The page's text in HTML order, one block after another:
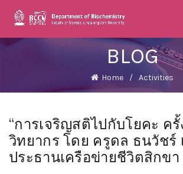
BLOG
Home Activities
“การเจริญสติไปกับโยคะ ครั้
วิทยากร โดย ครูดล ธนวัชร์
ประธานเครือข่ายชีวิตสิกขา